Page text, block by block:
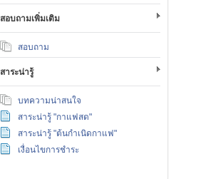
สอบถามเพิ่มเติม
สอบถาม
สาระน่ารู้
บทความน่าสนใจ
สาระน่ารู้ "กาแฟสด"
สาระน่ารู้ "ต้นกำเนิดกาแฟ"
เงื่อนไขการชำระ